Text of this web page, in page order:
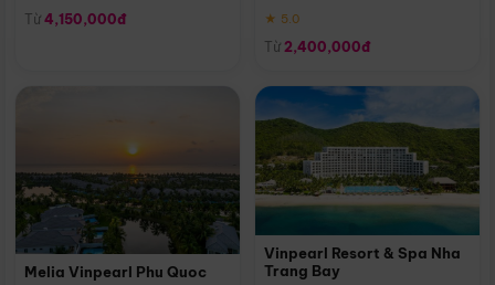
Từ 4,150,000đ
★ 5.0
Từ 2,400,000đ
Melia Vinpearl Phu Quoc
Vinpearl Resort & Spa Nha
Trang Bay